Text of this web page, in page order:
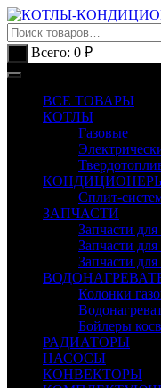
Перейти
к
содержимому
Всего: 0 ₽
ВСЕ ТОВАРЫ
КОТЛЫ
Газовые
Сплит-
ЗАПЧАСТИ
Запчасти для
Запчасти
Запчасти
Колонки
Бойлеры
РАДИАТОРЫ
НАСОСЫ
КОНВЕКТОРЫ